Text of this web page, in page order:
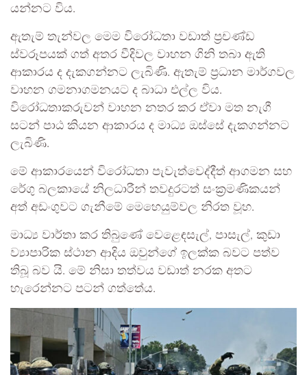
යන්නට විය.
ඇතැම් තැන්වල මෙම විරෝධතා වඩාත් ප්‍රචණ්ඩ
ස්වරූපයක් ගත් අතර වීදිවල වාහන ගිනි තබා ඇති
ආකාරය ද දැකගන්නට ලැබිණි. ඇතැම් ප්‍රධාන මාර්ගවල
වාහන ගමනාගමනයට ද බාධා එල්ල විය.
විරෝධතාකරුවන් වාහන නතර කර ඒවා මත නැගී
සටන් පාඨ කියන ආකාරය ද මාධ්‍ය ඔස්සේ දැකගන්නට
ලැබිණි.
මේ ආකාරයෙන් විරෝධතා පැවැත්වෙද්දීත් ආගමන සහ
රේගු බලකායේ නිලධාරීන් තවදුරටත් සංක්‍රමණිකයන්
අත් අඩංගුවට ගැනීමේ මෙහෙයුම්වල නිරත වූහ.
මාධ්‍ය වාර්තා කර තිබුණේ වෙළෙඳසැල්, පාසැල්, කුඩා
ව්‍යාපාරික ස්ථාන ආදිය ඔවුන්ගේ ඉලක්ක බවට පත්ව
තිබූ බව යි. මේ නිසා තත්වය වඩාත් නරක අතට
හැරෙන්නට පටන් ගත්තේය.